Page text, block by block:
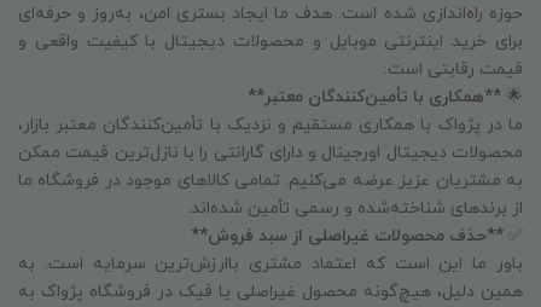
حوزه راه‌اندازی شده است. هدف ما ایجاد بستری امن، به‌روز و حرفه‌ای
برای خرید اینترنتی موبایل و محصولات دیجیتال با کیفیت واقعی و
قیمت رقابتی است.
🌟 **همکاری با تأمین‌کنندگان معتبر**
ما در پژواک با همکاری مستقیم و نزدیک با تأمین‌کنندگان معتبر بازار،
محصولات دیجیتال اورجینال و دارای گارانتی را با نازل‌ترین قیمت ممکن
به مشتریان عزیز عرضه می‌کنیم. تمامی کالاهای موجود در فروشگاه ما
از برندهای شناخته‌شده و رسمی تأمین شده‌اند.
✅ **حذف محصولات غیراصلی از سبد فروش**
باور ما این است که اعتماد مشتری باارزش‌ترین سرمایه است. به
همین دلیل، هیچ‌گونه محصول غیراصلی یا فیک در فروشگاه پژواک به